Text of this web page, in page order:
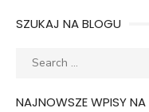
SZUKAJ NA BLOGU
Search
NAJNOWSZE WPISY